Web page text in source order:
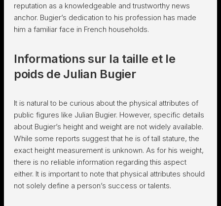
reputation as a knowledgeable and trustworthy news
anchor. Bugier’s dedication to his profession has made
him a familiar face in French households.
Informations sur la taille et le
poids de Julian Bugier
It is natural to be curious about the physical attributes of
public figures like Julian Bugier. However, specific details
about Bugier’s height and weight are not widely available.
While some reports suggest that he is of tall stature, the
exact height measurement is unknown. As for his weight,
there is no reliable information regarding this aspect
either. It is important to note that physical attributes should
not solely define a person’s success or talents.